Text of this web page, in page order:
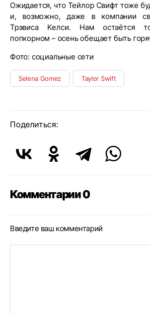
Ожидается, что Тейлор Свифт тоже
и, возможно, даже в компании
Трэвиса Келси. Нам остаётся
попкорном – осень обещает быть
Фото: социальные сети
Selena Gomez Taylor Swift
Поделиться:
Комментарии 0
Введите ваш комментарий